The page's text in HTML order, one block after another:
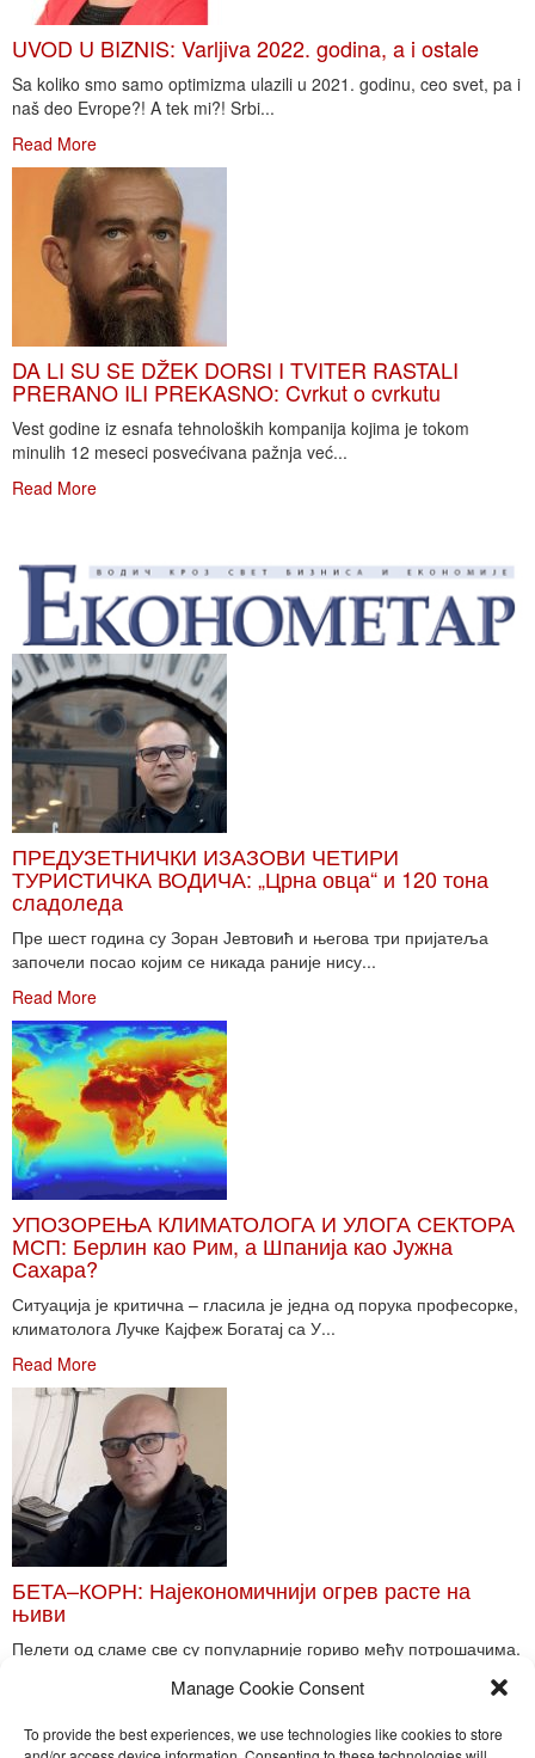
Manage Cookie Consent
To provide the best experiences, we use technologies like cookies to store
UVOD U BIZNIS: Varljiva 2022. godina, a i ostale
Sa koliko smo samo optimizma ulazili u 2021. godinu, ceo svet, pa i
naš deo Evrope?! A tek mi?! Srbi...
Read More
DA LI SU SE DŽEK DORSI I TVITER RASTALI
PRERANO ILI PREKASNO: Cvrkut o cvrkutu
Vest godine iz esnafa tehnoloških kompanija kojima je tokom
minulih 12 meseci posvećivana pažnja već...
Read More
ПРЕДУЗЕТНИЧКИ ИЗАЗОВИ ЧЕТИРИ
ТУРИСТИЧКА ВОДИЧА: „Црна овца“ и 120 тона
сладоледа
Пре шест година су Зоран Јевтовић и његова три пријатеља
започели посао којим се никада раније нису...
Read More
УПОЗОРЕЊА КЛИМАТОЛОГА И УЛОГА СЕКТОРА
МСП: Берлин као Рим, а Шпанија као Јужна
Сахара?
Ситуација је критична – гласила је једна од порука професорке,
климатолога Лучке Кајфеж Богатај са У...
Read More
БЕТА–КОРН: Најекономичнији огрев расте на
њиви
Пелети од сламе све су популарније гориво међу потрошачима.